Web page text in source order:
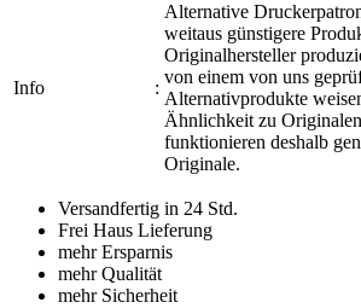
Info :
Alternative
weitaus günstigere
Originalhersteller
von einem von uns
Alternativprodukte
Ähnlichkeit zu
funktionieren deshalb
Originale.
Versandfertig in 24 Std.
Frei Haus Lieferung
mehr Ersparnis
mehr Qualität
mehr Sicherheit